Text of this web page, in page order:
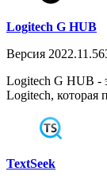
Logitech G HUB
Версия
Logitech G HUB -
Logitech, которая
TextSeek